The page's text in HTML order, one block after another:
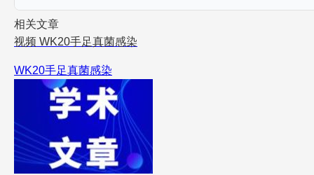
相关文章
视频 WK20手足真菌感染
WK20手足真菌感染